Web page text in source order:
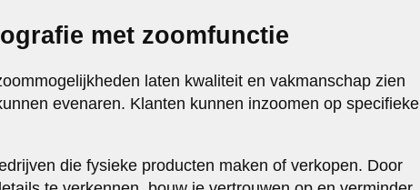
met zoomfunctie
laten kwaliteit en vakmanschap zien
evenaren. Klanten kunnen inzoomen op specifieke
die fysieke producten maken of verkopen. Door